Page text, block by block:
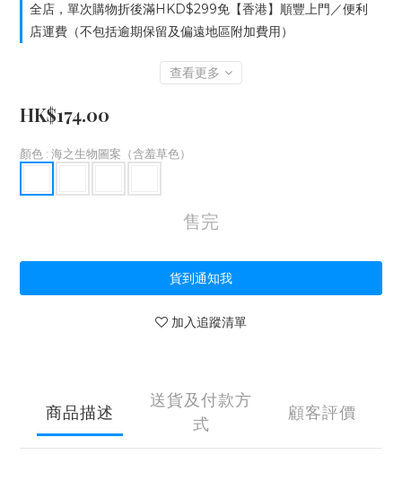
全店，單次購物折後滿HKD$299免【香港】順豐上門／便利
店運費（不包括逾期保留及偏遠地區附加費用）
查看更多
HK$174.00
顏色 : 海之生物圖案（含羞草色）
售完
貨到通知我
加入追蹤清單
商品描述
送貨及付款方
式
顧客評價